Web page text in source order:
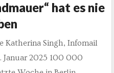
hat es nie
Katherina Singh, Infomail
Januar 2025 100 000